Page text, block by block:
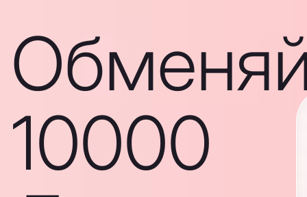
10000